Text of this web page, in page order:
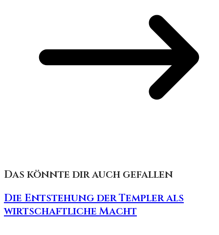
Das könnte dir auch gefallen
Die Entstehung der Templer als
wirtschaftliche Macht